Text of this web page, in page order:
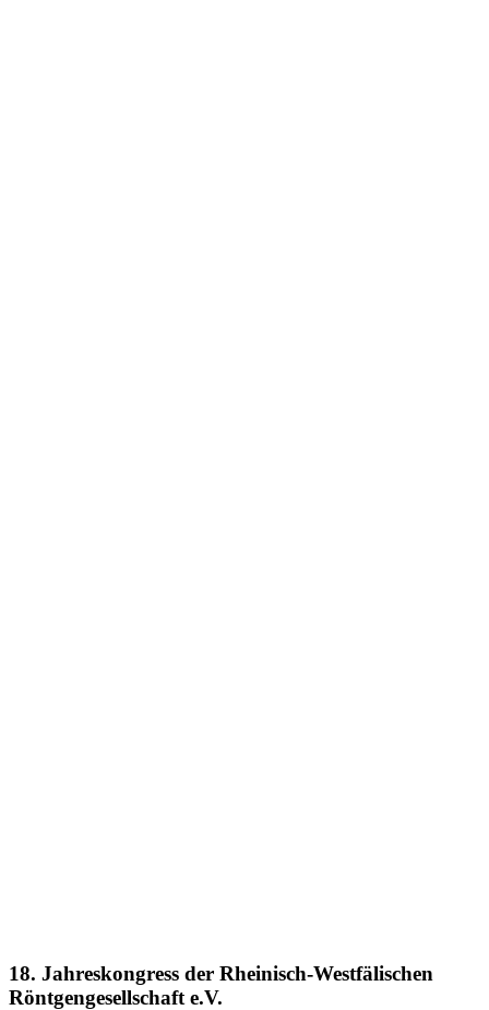
18. Jahreskongress der Rheinisch-Westfälischen
Röntgengesellschaft e.V.